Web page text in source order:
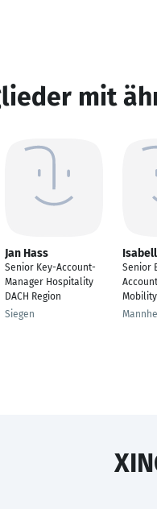
mit
Jan Hass
Senior Key-Account-
Manager Hospitality
DACH Region
Siegen
Senior
Mobility